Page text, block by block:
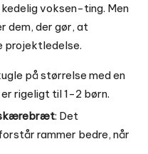
voksen-ting. Men
dem, der gør, at
projektledelse.
på størrelse med en
rigeligt til 1-2 børn.
skærebræt: Det
rammer bedre, når